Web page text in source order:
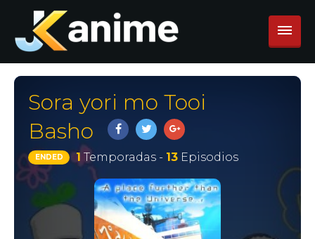
Sora yori mo Tooi
Basho
ENDED 1 Temporadas - 13Episodios